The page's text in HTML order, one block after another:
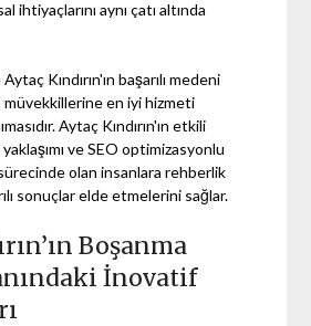
ihtiyaçlarını aynı çatı altında
Kındırın'ın başarılı medeni
müvekkillerine en iyi hizmeti
Aytaç Kındırın'ın etkili
ve SEO optimizasyonlu
olan insanlara rehberlik
sonuçlar elde etmelerini sağlar.
Boşanma
İnovatif